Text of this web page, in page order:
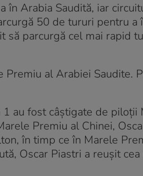
în Arabia Saudită, iar
50 de tururi pentru a
să parcurgă cel mai rapid
al Arabiei Saudite.
au fost câştigate de piloţii
Premiu al Chinei,
în timp ce în Marele
Oscar Piastri a reușit